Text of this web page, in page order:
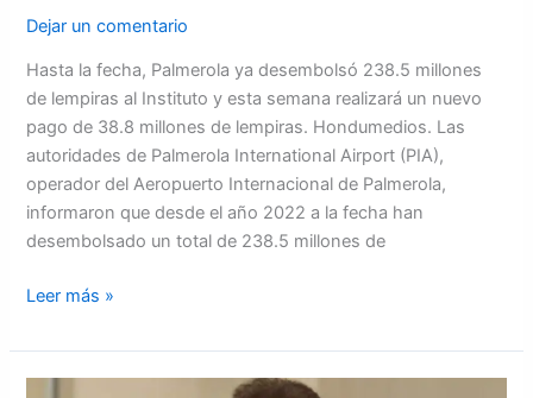
Dejar un comentario
Hasta la fecha, Palmerola ya desembolsó 238.5 millones
de lempiras al Instituto y esta semana realizará un nuevo
pago de 38.8 millones de lempiras. Hondumedios. Las
autoridades de Palmerola International Airport (PIA),
operador del Aeropuerto Internacional de Palmerola,
informaron que desde el año 2022 a la fecha han
desembolsado un total de 238.5 millones de
Leer más »